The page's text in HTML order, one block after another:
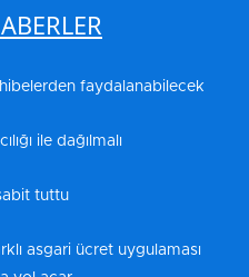
faydalanabilecek
ile dağılmalı
tuttu
asgari ücret uygulaması